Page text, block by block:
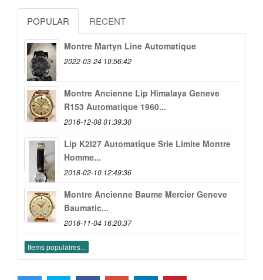
POPULAR RECENT
Montre Martyn Line Automatique
2022-03-24 10:56:42
Montre Ancienne Lip Himalaya Geneve
R153 Automatique 1960...
2016-12-08 01:39:30
Lip K2l27 Automatique Srie Limite Montre
Homme...
2018-02-10 12:49:36
Montre Ancienne Baume Mercier Geneve
Baumatic...
2016-11-04 16:20:37
Items populaires...